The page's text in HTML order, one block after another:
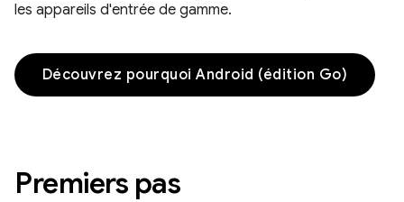
les appareils d'entrée de gamme.
Découvrez pourquoi Android (édition Go)
Premiers pas